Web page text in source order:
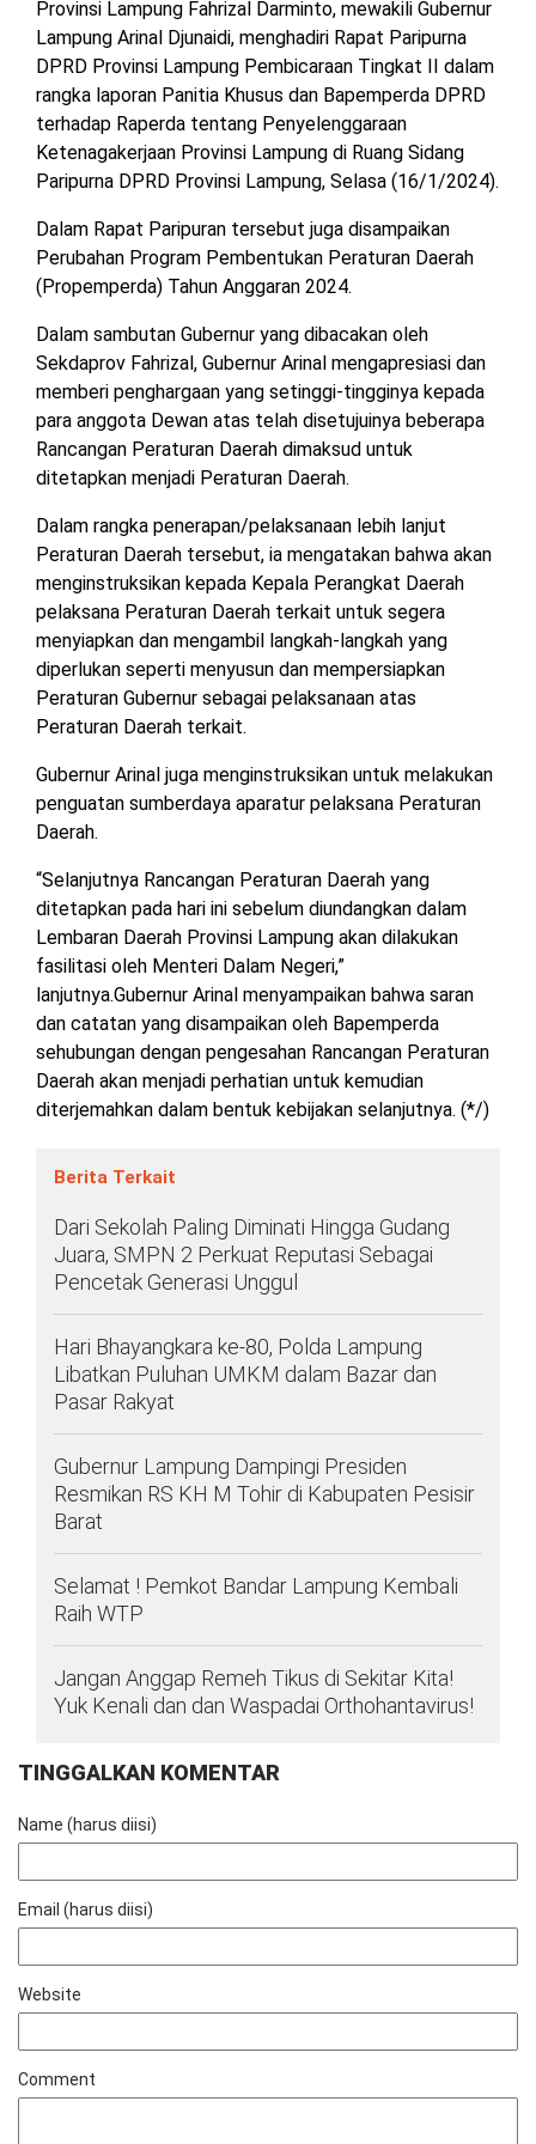
MESUJI
PESISIR
BARAT
TULANG
BAWANG
TULANG
BAWANG
BARAT
WAYKANAN
DPRD
LAMTIM
DPRD
LAMPUNG
UTARA
DPRD
MESUJI
DPRD
PESISIR
BARAT
DPRD
TULANG
BAWANG
DPRD
TULANG
BAWANG
BARAT
DPRD
WAYKANAN
INFO
KEBIJAKAN
SOSIAL
PEDOMAN
SIBER
REDAKSI
TENTANG
Provinsi Lampung Fahrizal Darminto, mewakili Gubernur
Lampung Arinal Djunaidi, menghadiri Rapat Paripurna
DPRD Provinsi Lampung Pembicaraan Tingkat II dalam
rangka laporan Panitia Khusus dan Bapemperda DPRD
terhadap Raperda tentang Penyelenggaraan
Ketenagakerjaan Provinsi Lampung di Ruang Sidang
Paripurna DPRD Provinsi Lampung, Selasa (16/1/2024).
Dalam Rapat Paripuran tersebut juga disampaikan
Perubahan Program Pembentukan Peraturan Daerah
(Propemperda) Tahun Anggaran 2024.
Dalam sambutan Gubernur yang dibacakan oleh
Sekdaprov Fahrizal, Gubernur Arinal mengapresiasi dan
memberi penghargaan yang setinggi-tingginya kepada
para anggota Dewan atas telah disetujuinya beberapa
Rancangan Peraturan Daerah dimaksud untuk
ditetapkan menjadi Peraturan Daerah.
Dalam rangka penerapan/pelaksanaan lebih lanjut
Peraturan Daerah tersebut, ia mengatakan bahwa akan
menginstruksikan kepada Kepala Perangkat Daerah
pelaksana Peraturan Daerah terkait untuk segera
menyiapkan dan mengambil langkah-langkah yang
diperlukan seperti menyusun dan mempersiapkan
Peraturan Gubernur sebagai pelaksanaan atas
Peraturan Daerah terkait.
Gubernur Arinal juga menginstruksikan untuk melakukan
penguatan sumberdaya aparatur pelaksana Peraturan
Daerah.
“Selanjutnya Rancangan Peraturan Daerah yang
ditetapkan pada hari ini sebelum diundangkan dalam
Lembaran Daerah Provinsi Lampung akan dilakukan
fasilitasi oleh Menteri Dalam Negeri,”
lanjutnya.Gubernur Arinal menyampaikan bahwa saran
dan catatan yang disampaikan oleh Bapemperda
sehubungan dengan pengesahan Rancangan Peraturan
Daerah akan menjadi perhatian untuk kemudian
diterjemahkan dalam bentuk kebijakan selanjutnya. (*/)
Berita Terkait
Dari Sekolah Paling Diminati Hingga Gudang
Juara, SMPN 2 Perkuat Reputasi Sebagai
Pencetak Generasi Unggul
Hari Bhayangkara ke-80, Polda Lampung
Libatkan Puluhan UMKM dalam Bazar dan
Pasar Rakyat
Gubernur Lampung Dampingi Presiden
Resmikan RS KH M Tohir di Kabupaten Pesisir
Barat
Selamat ! Pemkot Bandar Lampung Kembali
Raih WTP
Jangan Anggap Remeh Tikus di Sekitar Kita!
Yuk Kenali dan dan Waspadai Orthohantavirus!
TINGGALKAN KOMENTAR
Name (harus diisi)
Email (harus diisi)
Website
Comment